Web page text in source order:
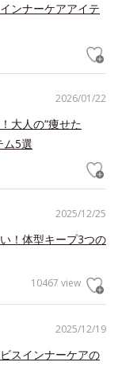
ンナーケアアイテ
2026/01/22
大人の“痩せた
ム5選
2025/12/25
！体型キープ3つの
10467 view
2025/12/19
スインナーケアの